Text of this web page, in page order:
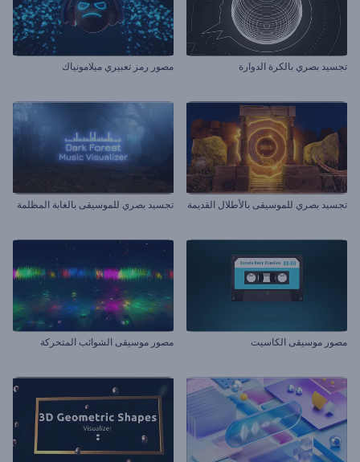
تجسيد بصري بالكرة الدوارة مصور رمز تعبيري ميلامونياك
تجسيد بصري للموسيقى بالأطلال القديمة تجسيد بصري للموسيقى بالغابة المظلمة
مصور موسيقى الكاسيت مصور موسيقى الشوائب المتحركة